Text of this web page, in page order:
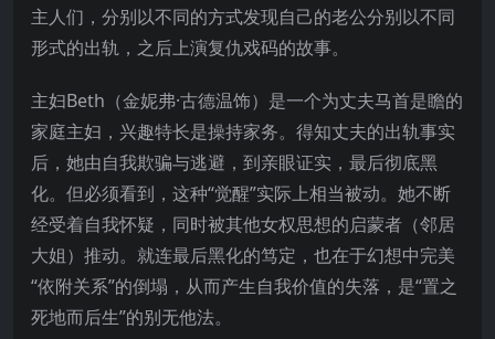
主人们，分别以不同的方式发现自己的老公分别以不同
形式的出轨，之后上演复仇戏码的故事。
主妇Beth（金妮弗·古德温饰）是一个为丈夫马首是瞻的
家庭主妇，兴趣特长是操持家务。得知丈夫的出轨事实
后，她由自我欺骗与逃避，到亲眼证实，最后彻底黑
化。但必须看到，这种“觉醒”实际上相当被动。她不断
经受着自我怀疑，同时被其他女权思想的启蒙者（邻居
大姐）推动。就连最后黑化的笃定，也在于幻想中完美
“依附关系”的倒塌，从而产生自我价值的失落，是“置之
死地而后生”的别无他法。